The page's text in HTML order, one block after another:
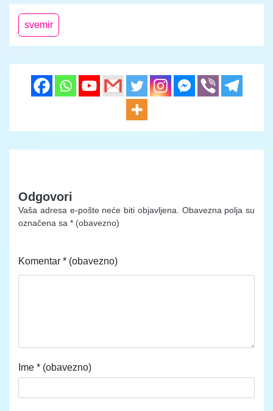
svemir
Odgovori
Vaša adresa e-pošte neće biti objavljena. Obavezna polja su
označena sa * (obavezno)
Komentar * (obavezno)
Ime * (obavezno)